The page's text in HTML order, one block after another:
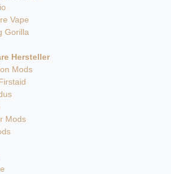
Vape
Gorilla
Hersteller
Mods
Mods